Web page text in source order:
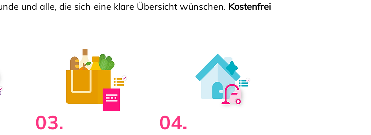
und alle, die sich eine klare Übersicht wünschen. Kostenfrei
03. 04.